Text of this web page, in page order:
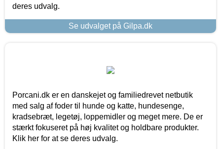
deres udvalg.
Se udvalget på Gilpa.dk
Porcani.dk er en danskejet og familiedrevet netbutik
med salg af foder til hunde og katte, hundesenge,
kradsebræt, legetøj, loppemidler og meget mere. De er
stærkt fokuseret på høj kvalitet og holdbare produkter.
Klik her for at se deres udvalg.